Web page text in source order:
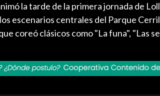
la tarde de la primera jornada de
escenarios centrales del Parque
coreó clásicos como "La funa", "Las